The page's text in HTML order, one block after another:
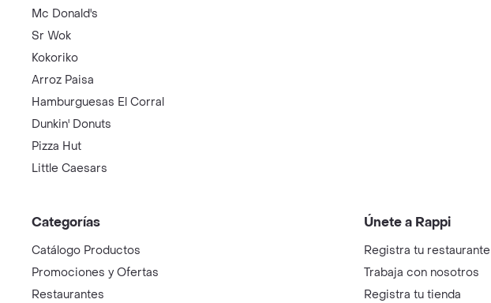
Mc Donald's
Sr Wok
Kokoriko
Arroz Paisa
Hamburguesas El Corral
Dunkin' Donuts
Pizza Hut
Little Caesars
Categorías
Catálogo Productos
Promociones y Ofertas
Restaurantes
Únete a Rappi
Registra tu restaurante
Trabaja con nosotros
Registra tu tienda